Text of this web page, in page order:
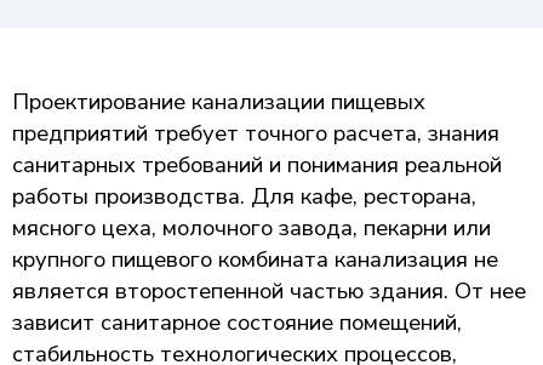
Проектирование канализации пищевых
предприятий требует точного расчета, знания
санитарных требований и понимания реальной
работы производства. Для кафе, ресторана,
мясного цеха, молочного завода, пекарни или
крупного пищевого комбината канализация не
является второстепенной частью здания. От нее
зависит санитарное состояние помещений,
стабильность технологических процессов,